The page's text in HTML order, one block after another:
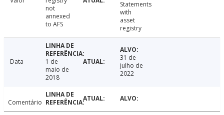
not
annexed
to AFS
Statements
with
asset
registry
Data
1 de
maio de
2018
31 de
julho de
2022
Comentário